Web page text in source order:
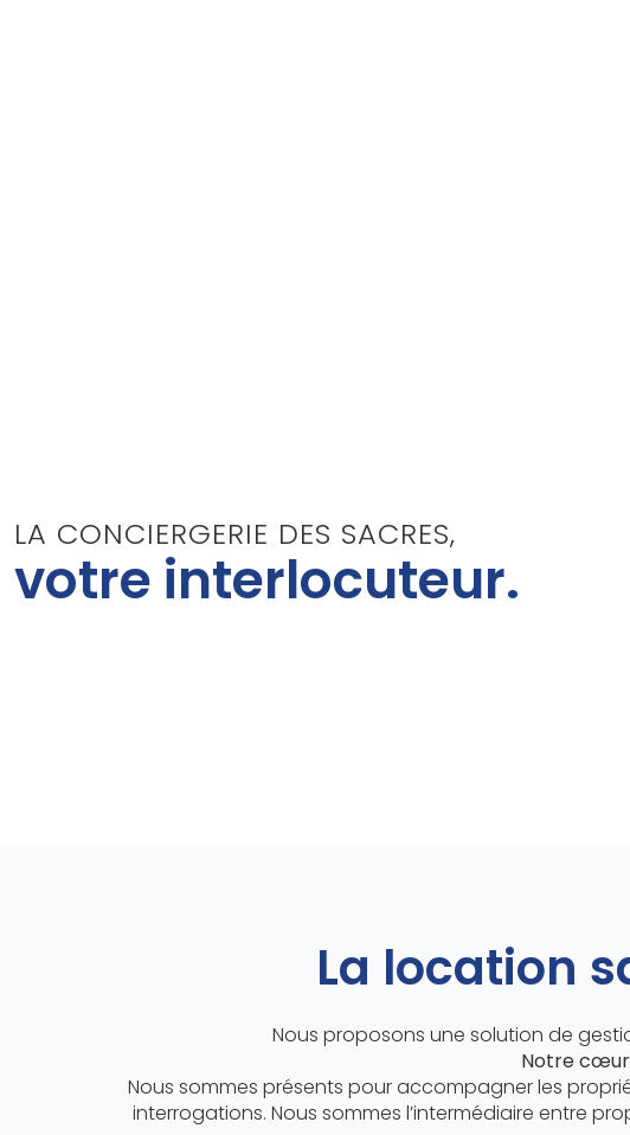
LA CONCIERGERIE DES SACRES,
votre interlocuteur.
La location
Nous proposons une solution de
Notre cœur
Nous sommes présents pour accompagner les
interrogations. Nous sommes l’intermédiaire entre